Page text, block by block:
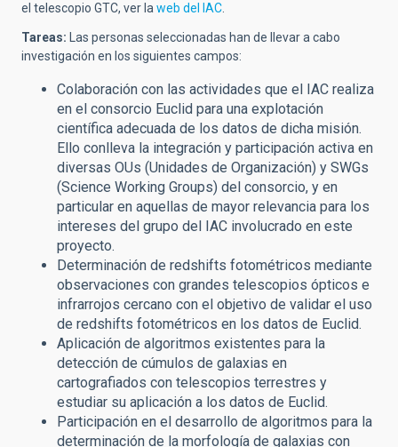
el telescopio GTC, ver la web del IAC
Tareas:
Las personas seleccionadas han de llevar a cabo
investigación en los siguientes campos:
Colaboración con las actividades que el IAC realiza
en el consorcio Euclid para una explotación
científica adecuada de los datos de dicha misión.
Ello conlleva la integración y participación activa en
diversas OUs (Unidades de Organización) y SWGs
(Science Working Groups) del consorcio, y en
particular en aquellas de mayor relevancia para los
intereses del grupo del IAC involucrado en este
proyecto.
Determinación de redshifts fotométricos mediante
observaciones con grandes telescopios ópticos e
infrarrojos cercano con el objetivo de validar el uso
de redshifts fotométricos en los datos de Euclid.
Aplicación de algoritmos existentes para la
detección de cúmulos de galaxias en
cartografiados con telescopios terrestres y
estudiar su aplicación a los datos de Euclid.
Participación en el desarrollo de algoritmos para la
determinación de la morfología de galaxias con